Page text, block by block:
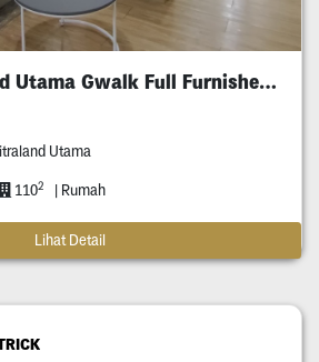
Rumah Citraland Utama Gwalk Full Furnished Murah
Utama
1102 | Rumah
Lihat Detail